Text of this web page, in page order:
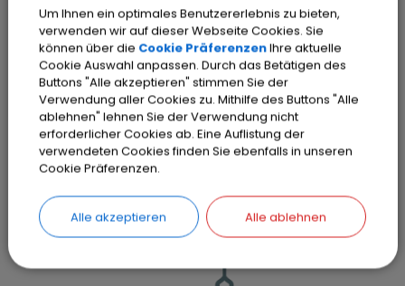
20.09.2022
Neubau Grundschule -
Ausstellung der
Wettbewerbsarbeiten
Hinweise: Die fehlenden Informationen
werden ergänzt.
Um Ihnen ein optimales Benutzererlebnis zu bieten,
verwenden wir auf dieser Webseite Cookies. Sie
können über die Cookie PräferenzenIhre aktuelle
Cookie Auswahl anpassen. Durch das Betätigen des
Buttons "Alle akzeptieren" stimmen Sie der
Verwendung aller Cookies zu. Mithilfe des Buttons "Alle
ablehnen" lehnen Sie der Verwendung nicht
erforderlicher Cookies ab. Eine Auflistung der
verwendeten Cookies finden Sie ebenfalls in unseren
Cookie Präferenzen.
Alle akzeptieren Alle ablehnen